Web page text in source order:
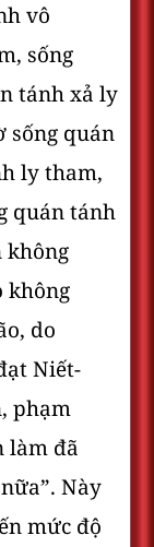
vô
sống
tánh xả ly
sống quán
ly tham,
quán tánh
không
không
do
Niết-
phạm
làm đã
Này
mức độ